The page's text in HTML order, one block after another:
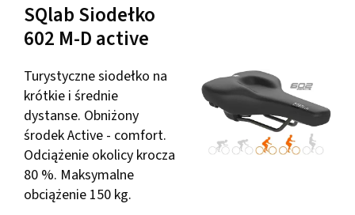
SQlab Siodełko
602 M-D active
Turystyczne siodełko na
krótkie i średnie
dystanse. Obniżony
środek Active - comfort.
Odciążenie okolicy krocza
80 %. Maksymalne
obciążenie 150 kg.